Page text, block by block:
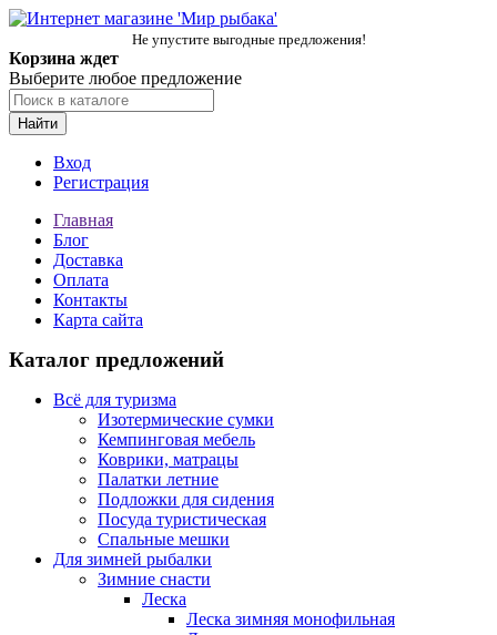
Не упустите выгодные предложения!
Корзина ждет
Выберите любое предложение
Найти
Вход
Регистрация
Главная
Блог
Доставка
Оплата
Контакты
Карта сайта
Каталог предложений
Всё для туризма
Изотермические сумки
Кемпинговая мебель
Коврики, матрацы
Палатки летние
Подложки для сидения
Посуда туристическая
Спальные мешки
Для зимней рыбалки
Зимние снасти
Леска
Леска зимняя монофильная